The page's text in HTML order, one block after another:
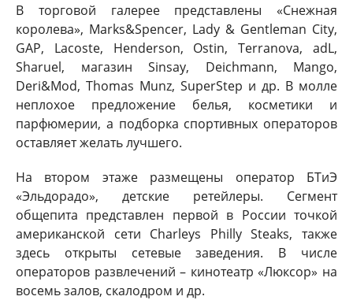
В торговой галерее представлены «Снежная
королева», Marks&Spencer, Lady & Gentleman City,
GAP, Lacoste, Henderson, Ostin, Terranova, adL,
Sharuel, магазин Sinsay, Deichmann, Mango,
Deri&Mod, Thomas Munz, SuperStep и др. В молле
неплохое предложение белья, косметики и
парфюмерии, а подборка спортивных операторов
оставляет желать лучшего.
На втором этаже размещены оператор БТиЭ
«Эльдорадо», детские ретейлеры. Сегмент
общепита представлен первой в России точкой
американской сети Charleys Philly Steaks, также
здесь открыты сетевые заведения. В числе
операторов развлечений – кинотеатр «Люксор» на
восемь залов, скалодром и др.